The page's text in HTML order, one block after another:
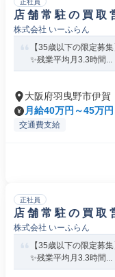
正社員
店 舗 常 駐 の 買 取
株式会社 いーふらん
【35歳以下の限定募
✨残業平均月3.3時間...
大阪府羽曳野市伊賀
月給40万円～45万円
交通費支給
正社員
店 舗 常 駐 の 買 取
株式会社 いーふらん
【35歳以下の限定募
✨残業平均月3.3時間...